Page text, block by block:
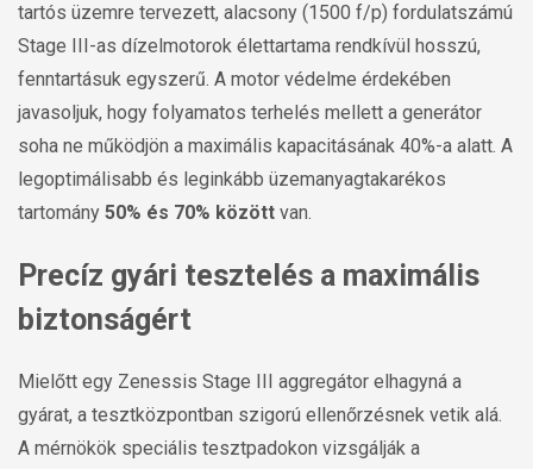
tartós üzemre tervezett, alacsony (1500 f/p) fordulatszámú
Stage III-as dízelmotorok élettartama rendkívül hosszú,
fenntartásuk egyszerű. A motor védelme érdekében
javasoljuk, hogy folyamatos terhelés mellett a generátor
soha ne működjön a maximális kapacitásának 40%-a alatt. A
legoptimálisabb és leginkább üzemanyagtakarékos
tartomány 50% és 70% között van.
Precíz gyári tesztelés a maximális
biztonságért
Mielőtt egy Zenessis Stage III aggregátor elhagyná a
gyárat, a tesztközpontban szigorú ellenőrzésnek vetik alá.
A mérnökök speciális tesztpadokon vizsgálják a